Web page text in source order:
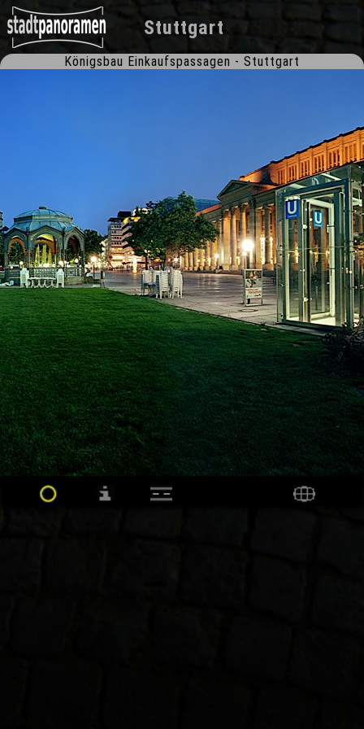
Stuttgart
Königsbau Einkaufspassagen - Stuttgart